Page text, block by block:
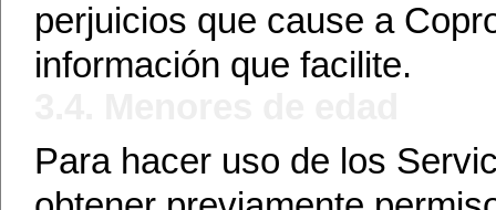
perjuicios que cause a
información que facilite.
Para hacer uso de los